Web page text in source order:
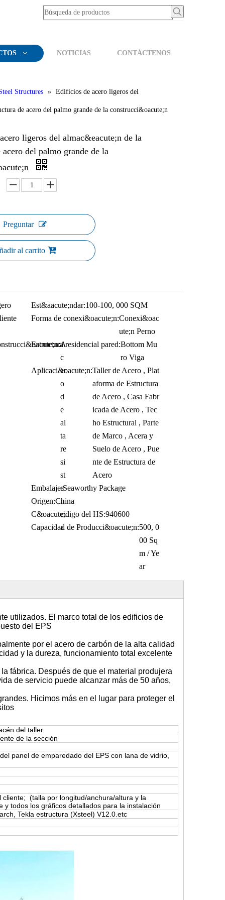
NOTICIAS CONTÁCTENOS
Structures » Edificios de acero ligeros del
de acero del palmo grande de la construcci&oacute;n
ligeros del almac&eacute;n de la
acero del palmo grande de la
Preguntar
al carrito
Est&aacute;ndar:100-100, 000 SQM
Forma de conexi&oacute;n:Conexi&oac
ute;n Perno
A
c
er
o
d
e
al
ta
re
si
st
e
n
ci
a
Estructura residencial pared:Bottom Mu
ro Viga
Aplicaci&oacute;n:Taller de Acero , Plat
aforma de Estructura
de Acero , Casa Fabr
icada de Acero , Tec
ho Estructural , Parte
de Marco , Acera y
Suelo de Acero , Pue
nte de Estructura de
Acero
Embalaje:Seaworthy Package
Origen:China
C&oacute;digo del HS:940600
Capacidad de Producci&oacute;n:500, 0
00 Sq
m / Ye
ar
utilizados. El marco total de los edificios de
del EPS
por el acero de carbón de la alta calidad
y la dureza, funcionamiento total excelente
fábrica. Después de que el material produjera
de servicio puede alcanzar más de 50 años,
Hicimos más en el lugar para proteger el
del taller
de la sección
panel de emparedado del EPS con lana de vidrio,
cliente; (talla por longitud/anchura/altura y la
y todos los gráficos detallados para la instalación
Tekla estructura (Xsteel) V12.0.etc